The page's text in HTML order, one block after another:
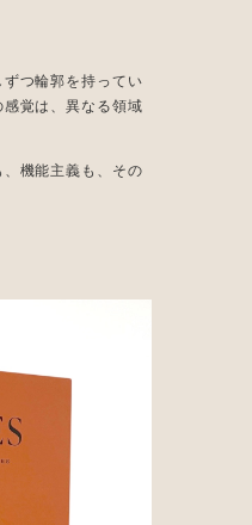
つ輪郭を持ってい
覚は、異なる領域
機能主義も、その